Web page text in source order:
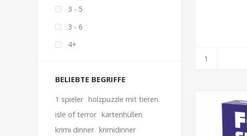
3 - 5
3 - 6
4+
BELIEBTE BEGRIFFE
1 spieler holzpuzzle mit tieren
isle of terror kartenhüllen
krimi dinner krimidinner